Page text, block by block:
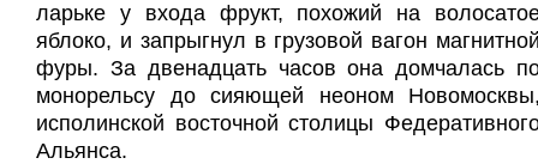
ларьке у входа фрукт, похожий на
яблоко, и запрыгнул в грузовой вагон
фуры. За двенадцать часов она домчалась
монорельсу до сияющей неоном
исполинской восточной столицы
Альянса.